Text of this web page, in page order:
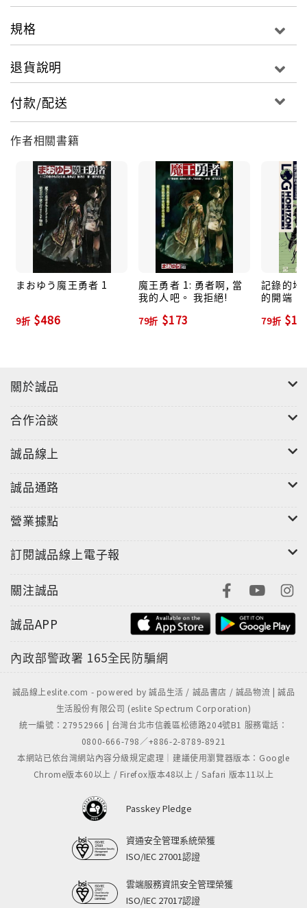
規格
退貨說明
付款/配送
作者相關書籍
まおゆう魔王勇者 1
9折 $486
魔王勇者 1: 勇者啊, 當
我的人吧。 我拒絕!
79折 $173
記錄的地
的開端
79折
關於誠品
合作洽談
誠品線上
誠品通路
營業據點
訂閱誠品線上電子報
關注誠品
誠品APP
內政部警政署 165全民防騙網
誠品線上eslite.com - powered by 誠品生活 / 誠品書店 / 誠品物流 | 誠品
生活股份有限公司 (eslite Spectrum Corporation)
統一編號：27952966 | 台灣台北市信義區松德路204號B1 服務電話：
0800-666-798／+886-2-8789-8921
本網站已依台灣網站內容分級規定處理｜建議使用瀏覽器版本：Google
Chrome版本60以上 / Firefox版本48以上 / Safari 版本11以上
Passkey Pledge
資通安全管理系統榮獲
ISO/IEC 27001認證
雲端服務資訊安全管理榮獲
ISO/IEC 27017認證